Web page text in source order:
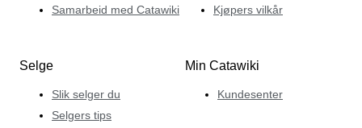
Samarbeid med Catawiki
Kjøpers vilkår
Selge
Slik selger du
Selgers tips
Min Catawiki
Kundesenter